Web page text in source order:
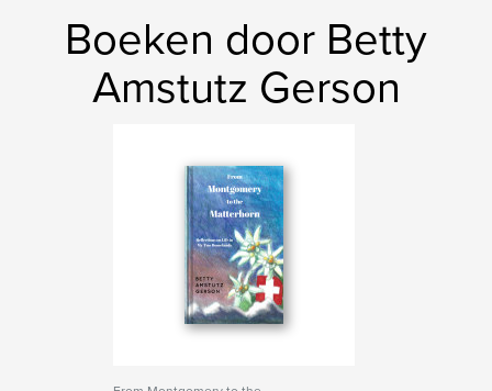
Boeken door Betty
Amstutz Gerson